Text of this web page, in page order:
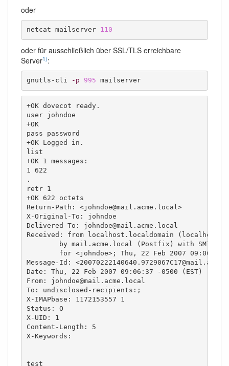
oder
netcat mailserver 110
oder für ausschließlich über SSL/TLS erreichbare
Server1):
gnutls-cli -p 995 mailserver
+OK dovecot ready.
user johndoe
+OK
pass password
+OK Logged in.
list
+OK 1 messages:
1 622
.
retr 1
+OK 622 octets
Return-Path: <johndoe@mail.acme.local>
X-Original-To: johndoe
Delivered-To: johndoe@mail.acme.local
Received: from localhost.localdomain
by mail.acme.local (Postfix) with SMTP id
for <johndoe>; Thu, 22 Feb 2007 09:06:37
Message-Id:
Date: Thu, 22 Feb 2007 09:06:37 -0500 (EST)
From: johndoe@mail.acme.local
To: undisclosed-recipients:;
X-IMAPbase: 1172153557 1
Status: O
X-UID: 1
Content-Length: 5
X-Keywords:
test